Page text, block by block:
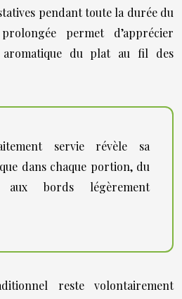
pendant toute la durée du
permet d’apprécier
aromatique du plat au fil des
servie révèle sa
dans chaque portion, du
aux bords légèrement
reste volontairement